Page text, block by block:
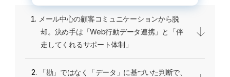
メール中心の顧客コミュニケーションから脱
却。決め手は「Web行動データ連携」と「伴
走してくれるサポート体制」
「勘」ではなく「データ」に基づいた判断で、